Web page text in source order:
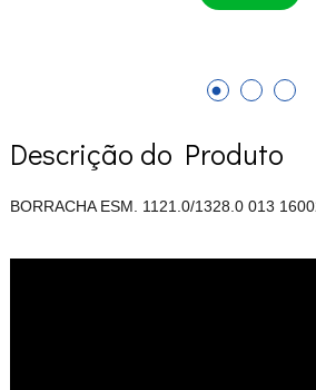
Descrição do Produto
BORRACHA ESM. 1121.0/1328.0 013